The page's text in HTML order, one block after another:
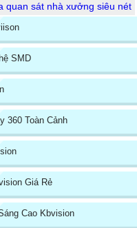
quan sát nhà xưởng siêu nét
SMD
360 Toàn Cảnh
Giá Rẻ
Cao Kbvision